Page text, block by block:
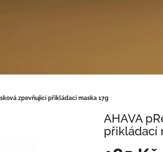
zpevňující přikládací maska 17g
AHAVA
přikládací